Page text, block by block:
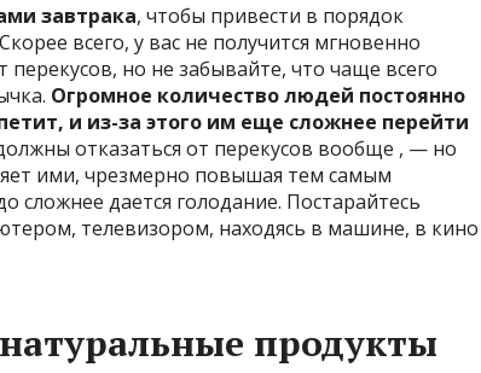
завтрака, чтобы привести в порядок
всего, у вас не получится мгновенно
но не забывайте, что чаще всего
Огромное количество людей постоянно
и из-за этого им еще сложнее перейти
отказаться от перекусов вообще , — но
ими, чрезмерно повышая тем самым
сложнее дается голодание. Постарайтесь
телевизором, находясь в машине, в кино
продукты